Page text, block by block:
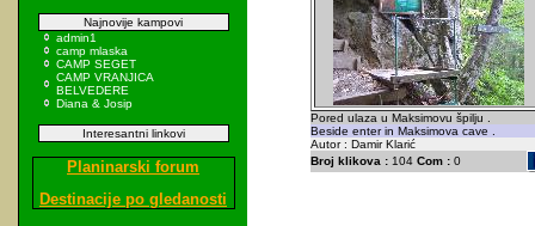
Najnovije kampovi
admin1
camp mlaska
CAMP SEGET
CAMP VRANJICA
BELVEDERE
Diana & Josip
Interesantni linkovi
Planinarski forum
Destinacije po gledanosti
Pored ulaza u Maksimovu špilju .
Beside enter in Maksimova cave .
Autor : Damir Klarić
Broj klikova :104 Com :0